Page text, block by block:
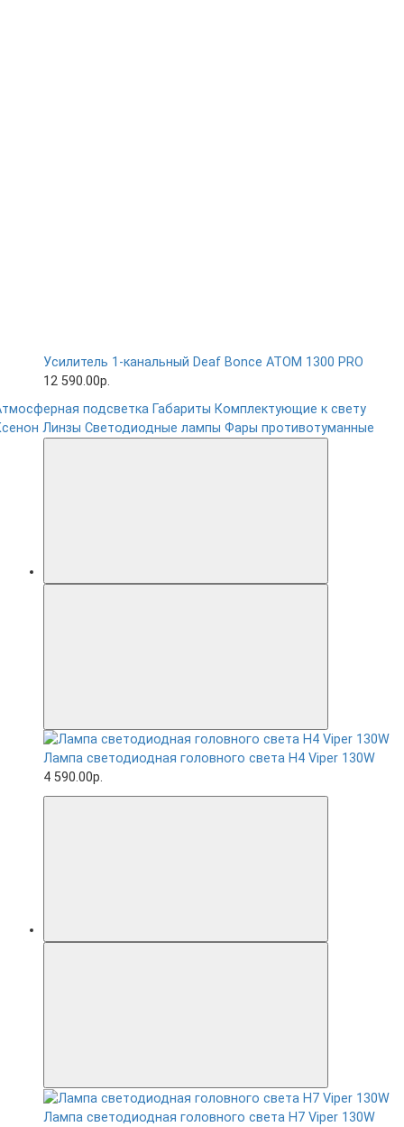
Усилитель 1-канальный Deaf Bonce ATOM 1300 PRO
12 590.00р.
подсветка Габариты Комплектующие к свету
Линзы Светодиодные лампы Фары противотуманные
Лампа светодиодная головного света H4 Viper 130W
4 590.00р.
Лампа светодиодная головного света H7 Viper 130W